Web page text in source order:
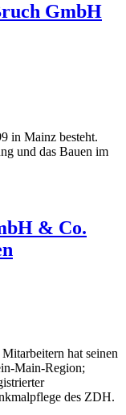
GmbH
in Mainz besteht.
und das Bauen im
& Co.
hat seinen
Main-Region;
des ZDH.